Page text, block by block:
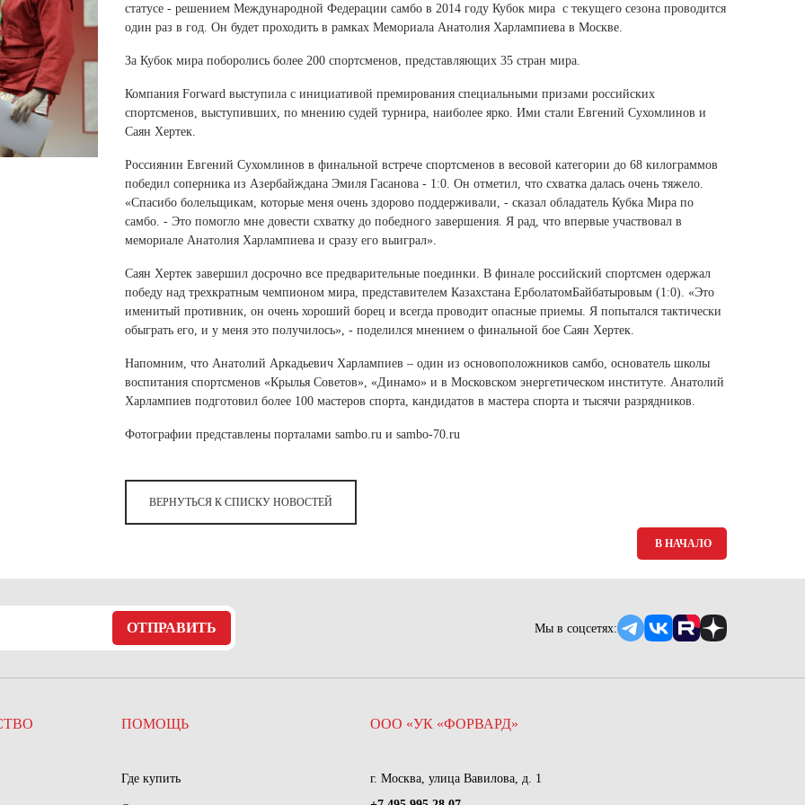
пуховики
пуховики
пуховики
край (5)
(1)
МО (14)
Саратовская область (1)
Свердловская область (5)
Северная Осетия (2)
Смоленская область (1)
Ямало-Ненецкий автономный округ
(1)
Ярославская область (1)
статусе - решением Международной Федерации самбо в 2014 году Кубок мира с текущего сезона проводится
один раз в год. Он будет проходить в рамках Мемориала Анатолия Харлампиева в Москве.
За Кубок мира поборолись более 200 спортсменов, представляющих 35 стран мира.
Компания Forward выступила с инициативой премирования специальными призами российских
спортсменов, выступивших, по мнению судей турнира, наиболее ярко. Ими стали Евгений Сухомлинов и
Саян Хертек.
Россиянин Евгений Сухомлинов в финальной встрече спортсменов в весовой категории до 68 килограммов
победил соперника из Азербайждана Эмиля Гасанова - 1:0. Он отметил, что схватка далась очень тяжело.
«Спасибо болельщикам, которые меня очень здорово поддерживали, - сказал обладатель Кубка Мира по
самбо. - Это помогло мне довести схватку до победного завершения. Я рад, что впервые участвовал в
мемориале Анатолия Харлампиева и сразу его выиграл».
Саян Хертек завершил досрочно все предварительные поединки. В финале российский спортсмен одержал
победу над трехкратным чемпионом мира, представителем Казахстана ЕрболатомБайбатыровым (1:0). «Это
именитый противник, он очень хороший борец и всегда проводит опасные приемы. Я попытался тактически
обыграть его, и у меня это получилось», - поделился мнением о финальной бое Саян Хертек.
Напомним, что Анатолий Аркадьевич Харлампиев – один из основоположников самбо, основатель школы
воспитания спортсменов «Крылья Советов», «Динамо» и в Московском энергетическом институте. Анатолий
Харлампиев подготовил более 100 мастеров спорта, кандидатов в мастера спорта и тысячи разрядников.
Фотографии представлены порталами sambo.ru и sambo-70.ru
ВЕРНУТЬСЯ К СПИСКУ НОВОСТЕЙ
В НАЧАЛО
ОТПРАВИТЬ Мы в соцсетях:
ПОМОЩЬ
Где купить
ООО «УК «ФОРВАРД»
г. Москва, улица Вавилова, д. 1